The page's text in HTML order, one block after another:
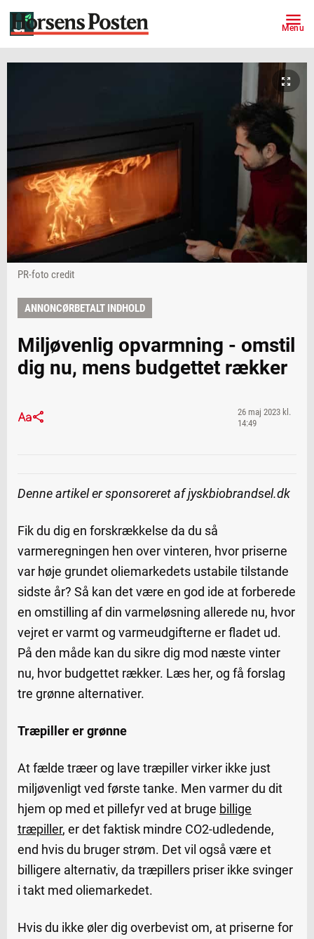
Menu
PR-foto credit
ANNONCØRBETALT INDHOLD
Miljøvenlig opvarmning - omstil
dig nu, mens budgettet rækker
26 maj 2023 kl.
14:49
Denne artikel er sponsoreret af jyskbiobrandsel.dk
Fik du dig en forskrækkelse da du så
varmeregningen hen over vinteren, hvor priserne
var høje grundet oliemarkedets ustabile tilstande
sidste år? Så kan det være en god ide at forberede
en omstilling af din varmeløsning allerede nu, hvor
vejret er varmt og varmeudgifterne er fladet ud.
På den måde kan du sikre dig mod næste vinter
nu, hvor budgettet rækker. Læs her, og få forslag
tre grønne alternativer.
Træpiller er grønne
At fælde træer og lave træpiller virker ikke just
miljøvenligt ved første tanke. Men varmer du dit
hjem op med et pillefyr ved at bruge billige
træpiller, er det faktisk mindre CO2-udledende,
end hvis du bruger strøm. Det vil også være et
billigere alternativ, da træpillers priser ikke svinger
i takt med oliemarkedet.
Hvis du ikke øler dig overbevist om, at priserne for